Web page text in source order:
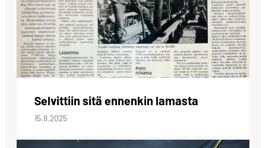
Selvittiin sitä ennenkin lamasta
15.8.2025